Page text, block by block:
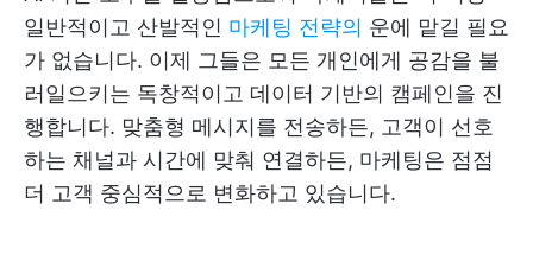
일반적이고 산발적인 마케팅 전략의 운에 맡길 필요
가 없습니다. 이제 그들은 모든 개인에게 공감을 불
러일으키는 독창적이고 데이터 기반의 캠페인을 진
행합니다. 맞춤형 메시지를 전송하든, 고객이 선호
하는 채널과 시간에 맞춰 연결하든, 마케팅은 점점
더 고객 중심적으로 변화하고 있습니다.